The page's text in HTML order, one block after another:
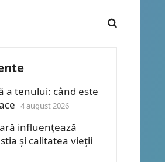
a tenului: când este
4 august 2026
influențează
și calitatea vieții